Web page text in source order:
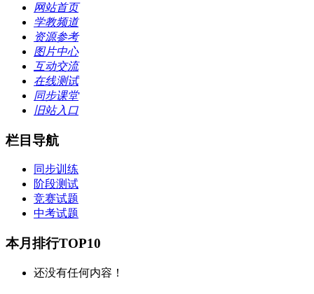
网站首页
学教频道
资源参考
图片中心
互动交流
在线测试
同步课堂
旧站入口
栏目导航
同步训练
阶段测试
竞赛试题
中考试题
本月排行TOP10
还没有任何内容！